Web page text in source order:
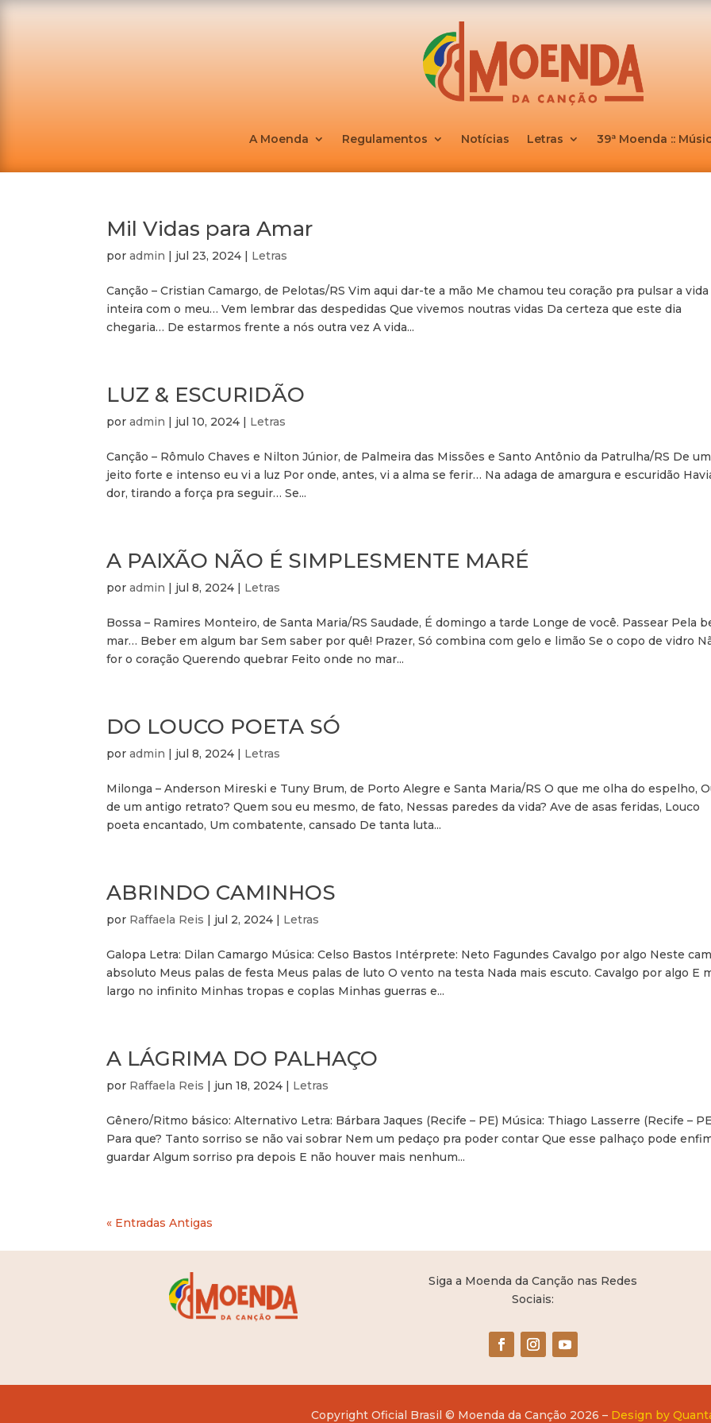
A Moenda Regulamentos Notícias Letras 39ª Moenda ::
Mil Vidas para Amar
poradmin | jul 23, 2024 | Letras
Canção – Cristian Camargo, de Pelotas/RS Vim aqui dar-te a mão Me chamou teu coração pra pulsar a vida
inteira com o meu… Vem lembrar das despedidas Que vivemos noutras vidas Da certeza que este dia
chegaria… De estarmos frente a nós outra vez A vida...
LUZ & ESCURIDÃO
poradmin | jul 10, 2024 | Letras
Canção – Rômulo Chaves e Nilton Júnior, de Palmeira das Missões e Santo Antônio da Patrulha/RS De um
jeito forte e intenso eu vi a luz Por onde, antes, vi a alma se ferir… Na adaga de amargura e escuridão
dor, tirando a força pra seguir… Se...
A PAIXÃO NÃO É SIMPLESMENTE MARÉ
poradmin | jul 8, 2024 | Letras
Bossa – Ramires Monteiro, de Santa Maria/RS Saudade, É domingo a tarde Longe de você. Passear Pela
mar… Beber em algum bar Sem saber por quê! Prazer, Só combina com gelo e limão Se o copo de vidro
for o coração Querendo quebrar Feito onde no mar...
DO LOUCO POETA SÓ
poradmin | jul 8, 2024 | Letras
Milonga – Anderson Mireski e Tuny Brum, de Porto Alegre e Santa Maria/RS O que me olha do espelho,
de um antigo retrato? Quem sou eu mesmo, de fato, Nessas paredes da vida? Ave de asas feridas, Louco
poeta encantado, Um combatente, cansado De tanta luta...
ABRINDO CAMINHOS
por Raffaela Reis | jul 2, 2024 | Letras
Galopa Letra: Dilan Camargo Música: Celso Bastos Intérprete: Neto Fagundes Cavalgo por algo Neste
absoluto Meus palas de festa Meus palas de luto O vento na testa Nada mais escuto. Cavalgo por algo E
largo no infinito Minhas tropas e coplas Minhas guerras e...
A LÁGRIMA DO PALHAÇO
por Raffaela Reis | jun 18, 2024 | Letras
Gênero/Ritmo básico: Alternativo Letra: Bárbara Jaques (Recife – PE) Música: Thiago Lasserre (Recife –
Para que? Tanto sorriso se não vai sobrar Nem um pedaço pra poder contar Que esse palhaço pode
guardar Algum sorriso pra depois E não houver mais nenhum...
« Entradas Antigas
Siga a Moenda da Canção nas Redes
Sociais:
Copyright Oficial Brasil © Moenda da Canção 2026 – Design by